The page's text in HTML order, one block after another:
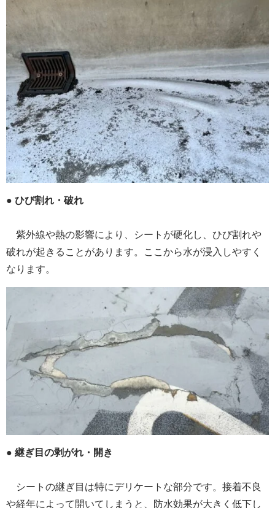
● ひび割れ・破れ
紫外線や熱の影響により、シートが硬化し、ひび割れや
破れが起きることがあります。ここから水が浸入しやすく
なります。
● 継ぎ目の剥がれ・開き
シートの継ぎ目は特にデリケートな部分です。接着不良
や経年によって開いてしまうと、防水効果が大きく低下し